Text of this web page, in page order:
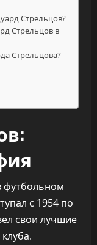
Стрельцов?
Стрельцов в
Стрельцова?
футбольном
с 1954 по
свои лучшие